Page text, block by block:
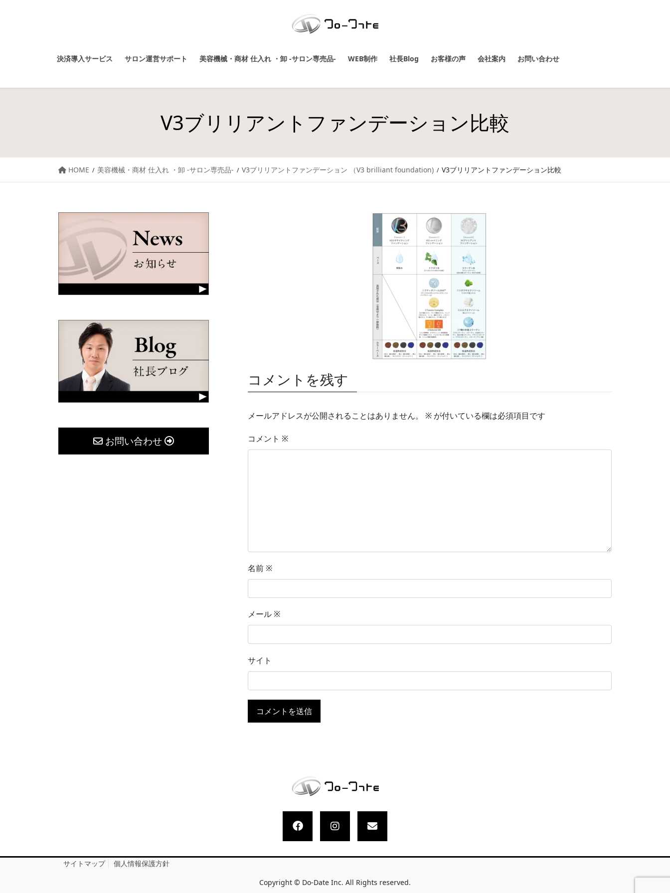
決済導入サービス サロン運営サポート 美容機械・商材 仕入れ ・卸 -サロン専売品- WEB制作 社長Blog お客様の声 会社案内 お問い合わせ
V3ブリリアントファンデーション比較
HOME 美容機械・商材 仕入れ ・卸 -サロン専売品- V3ブリリアントファンデーション （V3 brilliant foundation) V3ブリリアントファンデーション比較
コメントを残す
メールアドレスが公開されることはありません。 ※ が付いている欄は必須項目です
コメント ※
名前 ※
メール ※
サイト
お問い合わせ
サイトマップ
個人情報保護方針
Copyright © Do-Date Inc. All Rights reserved.